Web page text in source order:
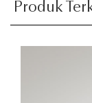
Produk